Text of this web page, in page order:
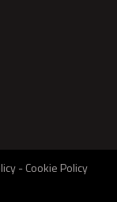
-Cookie Policy